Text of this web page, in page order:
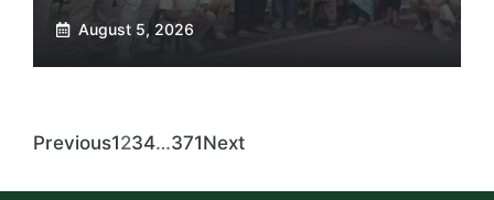
August 5, 2026
Previous1234…371Next